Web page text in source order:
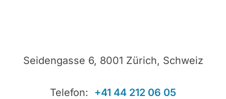
Seidengasse 6, 8001 Zürich, Schweiz
Telefon: +41 44 212 06 05